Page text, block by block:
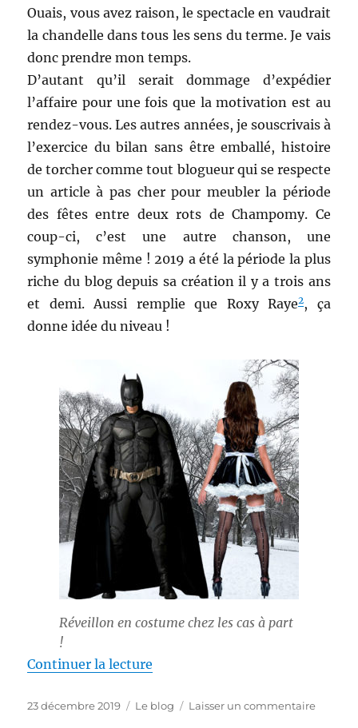
Ouais, vous avez raison, le spectacle en vaudrait
la chandelle dans tous les sens du terme. Je vais
donc prendre mon temps.
D’autant qu’il serait dommage d’expédier
l’affaire pour une fois que la motivation est au
rendez-vous. Les autres années, je souscrivais à
l’exercice du bilan sans être emballé, histoire
de torcher comme tout blogueur qui se respecte
un article à pas cher pour meubler la période
des fêtes entre deux rots de Champomy. Ce
coup-ci, c’est une autre chanson, une
symphonie même ! 2019 a été la période la plus
riche du blog depuis sa création il y a trois ans
et demi. Aussi remplie que Roxy Raye2, ça
donne idée du niveau !
Réveillon en costume chez les cas à part
!
Continuer la lecture
Publié
23 décembre 2019 Catégories
Le blog Laisser un commentairesur